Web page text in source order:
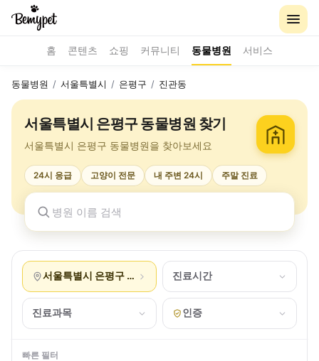
홈 콘텐츠 쇼핑 커뮤니티 동물병원 서비스
동물병원 / 서울특별시 / 은평구 / 진관동
서울특별시 은평구 동물병원 찾기
서울특별시 은평구 동물병원을 찾아보세요
24시 응급 고양이 전문 내 주변 24시 주말 진료
서울특별시 은평구 진관동 진료시간
진료과목 인증
빠른 필터